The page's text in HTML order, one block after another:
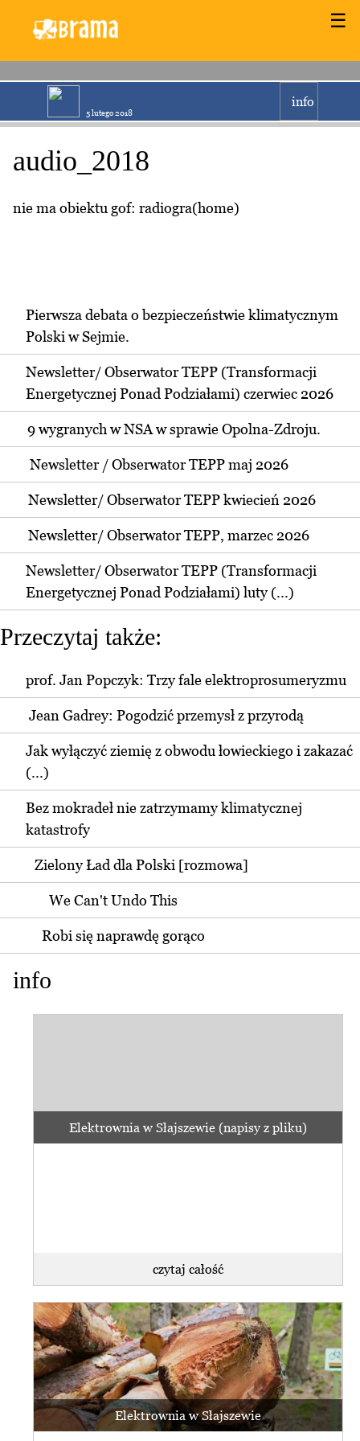
☰
5 lutego 2018
info
audio_2018
nie ma obiektu gof: radiogra(home)
Pierwsza debata o bezpieczeństwie klimatycznym
Polski w Sejmie.
Newsletter/ Obserwator TEPP (Transformacji
Energetycznej Ponad Podziałami) czerwiec 2026
9 wygranych w NSA w sprawie Opolna-Zdroju.
Newsletter / Obserwator TEPP maj 2026
Newsletter/ Obserwator TEPP kwiecień 2026
Newsletter/ Obserwator TEPP, marzec 2026
Newsletter/ Obserwator TEPP (Transformacji
Energetycznej Ponad Podziałami) luty (...)
Przeczytaj także:
prof. Jan Popczyk: Trzy fale elektroprosumeryzmu
Jean Gadrey: Pogodzić przemysł z przyrodą
Jak wyłączyć ziemię z obwodu łowieckiego i zakazać
(...)
Bez mokradeł nie zatrzymamy klimatycznej
katastrofy
Zielony Ład dla Polski [rozmowa]
We Can't Undo This
Robi się naprawdę gorąco
info
Elektrownia w Słajszewie (napisy z pliku)
czytaj całość
Elektrownia w Słajszewie